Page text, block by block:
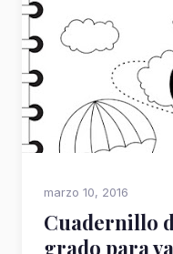
marzo 10, 2016
Cuadernillo
grado para